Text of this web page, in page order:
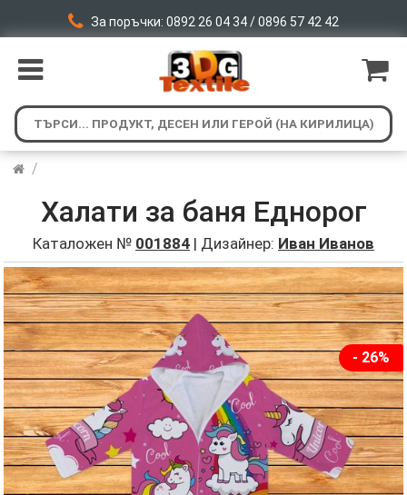
За поръчки: 0892 26 04 34 / 0896 57 42 42
/
Халати за баня Еднорог
Каталожен № 001884 | Дизайнер: Иван Иванов
- 26%